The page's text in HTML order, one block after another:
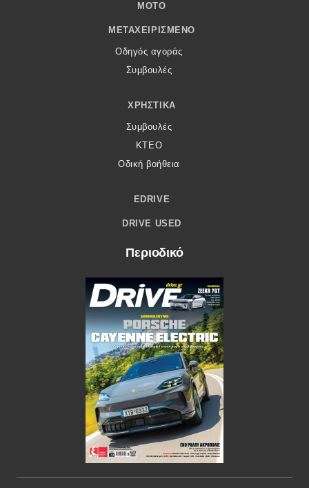
MOTO
ΜΕΤΑΧΕΙΡΙΣΜΈΝΟ
Οδηγός αγοράς
Συμβουλές
ΧΡΗΣΤΙΚΆ
Συμβουλές
ΚΤΕΟ
Οδική βοήθεια
EDRIVE
DRIVE USED
Περιοδικό